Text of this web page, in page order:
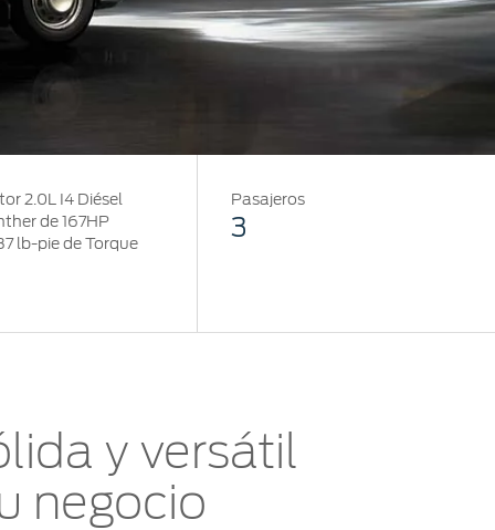
2.0L I4 Diésel
de 167HP
lb-pie de Torque
Pasajeros
3
y versátil
negocio